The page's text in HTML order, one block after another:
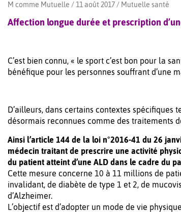
M comme Mutuelle / 11 août 2017 / Mutuelle santé
Affection longue durée et prescription
C’est bien connu, « le sport c’est bon pour la
bénéfique pour les personnes souffrant d’une
D’ailleurs, dans certains contextes spécifiques
désormais reconnues comme des traitements
Ainsi l’article 144 de la loi n°2016-41 du 26
médecin traitant de prescrire une activité
du patient atteint d’une ALD dans le cadre du
Cette mesure concerne 10 à 11 millions de
invalidant, de diabète de type 1 et 2, de
d’Alzheimer.
L’objectif est d’adopter un mode de vie